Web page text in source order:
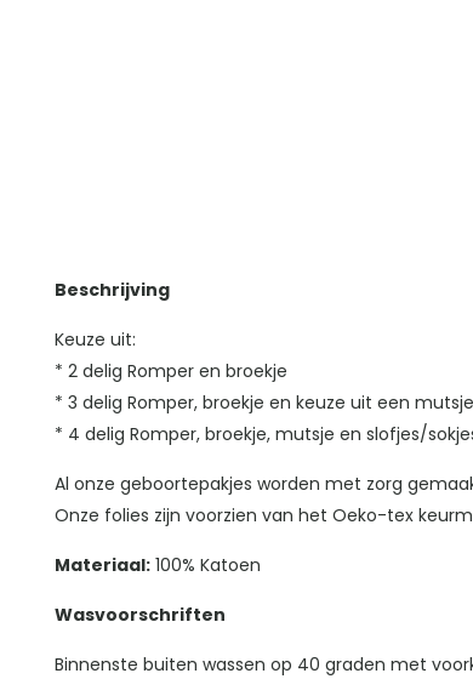
Beschrijving
Keuze uit:
* 2 delig Romper en broekje
* 3 delig Romper, broekje en keuze uit een
* 4 delig Romper, broekje, mutsje en slofjes/
Al onze geboortepakjes worden met zorg
Onze folies zijn voorzien van het Oeko-tex
Materiaal:100% Katoen
Wasvoorschriften
Binnenste buiten wassen op 40 graden met